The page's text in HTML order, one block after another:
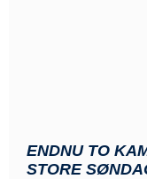
ENDNU TO
STORE